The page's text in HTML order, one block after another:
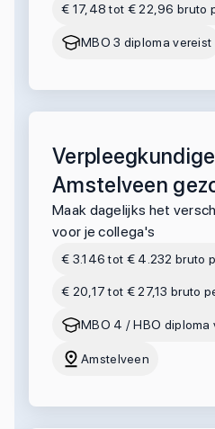
€ 17,48 tot € 22,96 bruto
MBO 3 diploma vereist
Amstelveen
Maak dagelijks het
voor je collega's
€ 3.146 tot € 4.232 bruto
€ 20,17 tot € 27,13 bruto
MBO 4 / HBO diploma
Amstelveen